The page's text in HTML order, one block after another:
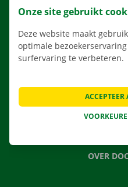
OVER
Onze site gebruikt
Deze website maakt
optimale
surfervaring te verbeteren.